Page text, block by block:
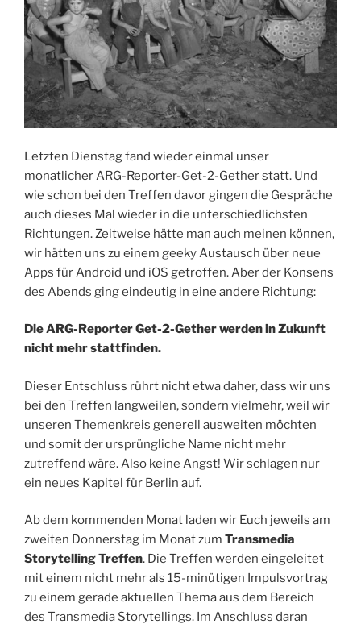
Letzten Dienstag fand wieder einmal unser
monatlicher ARG-Reporter-Get-2-Gether statt. Und
wie schon bei den Treffen davor gingen die Gespräche
auch dieses Mal wieder in die unterschiedlichsten
Richtungen. Zeitweise hätte man auch meinen können,
wir hätten uns zu einem geeky Austausch über neue
Apps für Android und iOS getroffen. Aber der Konsens
des Abends ging eindeutig in eine andere Richtung:
Die ARG-Reporter Get-2-Gether werden in Zukunft
nicht mehr stattfinden.
Dieser Entschluss rührt nicht etwa daher, dass wir uns
bei den Treffen langweilen, sondern vielmehr, weil wir
unseren Themenkreis generell ausweiten möchten
und somit der ursprüngliche Name nicht mehr
zutreffend wäre. Also keine Angst! Wir schlagen nur
ein neues Kapitel für Berlin auf.
Ab dem kommenden Monat laden wir Euch jeweils am
zweiten Donnerstag im Monat zum Transmedia
Storytelling Treffen. Die Treffen werden eingeleitet
mit einem nicht mehr als 15-minütigen Impulsvortrag
zu einem gerade aktuellen Thema aus dem Bereich
des Transmedia Storytellings. Im Anschluss daran